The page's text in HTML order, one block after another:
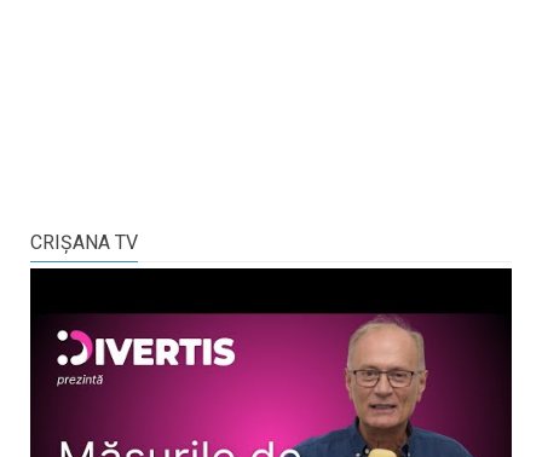
CRIŞANA TV